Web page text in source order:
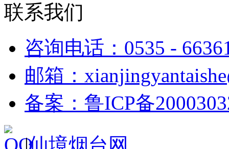
联系我们
咨询电话：0535 -
邮箱：
备案：鲁ICP备
|仙境烟台网